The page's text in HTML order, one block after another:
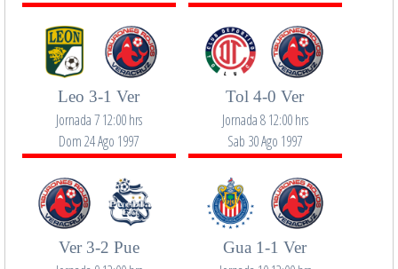
Leo 3-1 Ver
Jornada 7 12:00 hrs
Dom 24 Ago 1997
Tol 4-0 Ver
Jornada 8 12:00 hrs
Sab 30 Ago 1997
Ver 3-2 Pue Gua 1-1 Ver